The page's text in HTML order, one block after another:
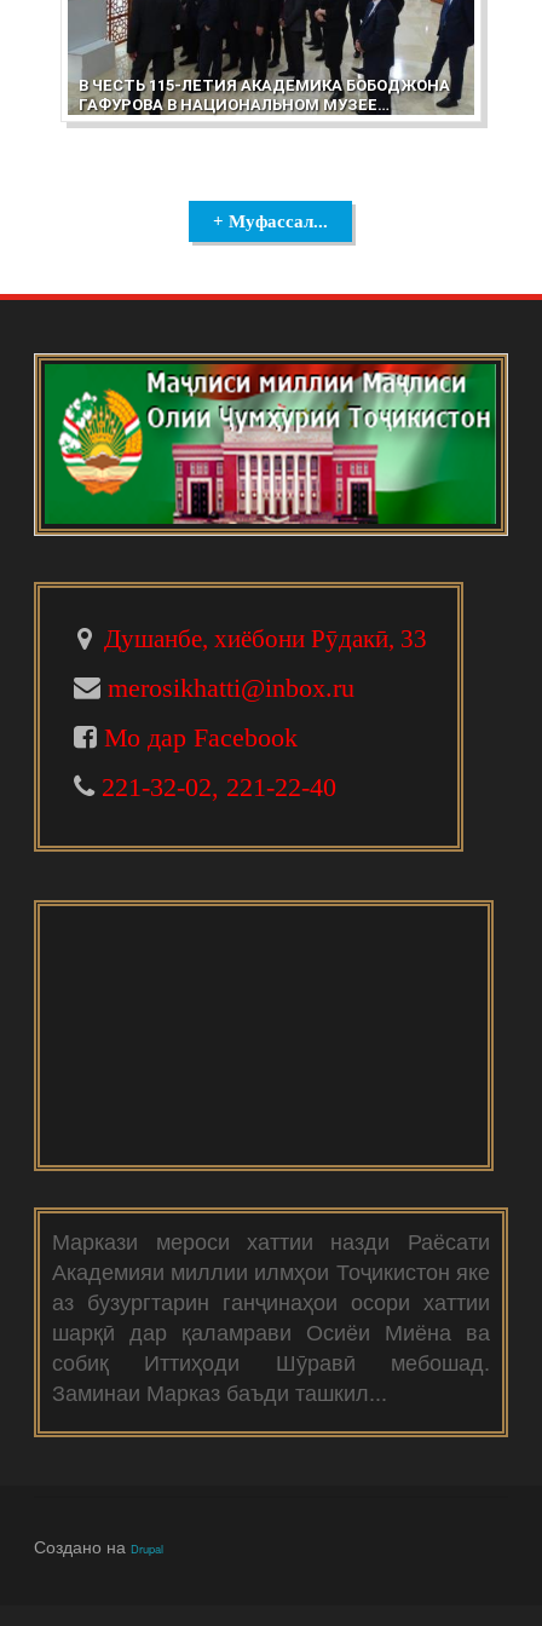
В ЧЕСТЬ 115-ЛЕТИЯ АКАДЕМИКА БОБОДЖОНА
ГАФУРОВА В НАЦИОНАЛЬНОМ МУЗЕЕ
ТАДЖИКИСТАНА ОТКРЫЛАСЬ ВЫСТАВКА
+ Муфассал...
Душанбе, хиёбони Рӯдакӣ, 33
merosikhatti@inbox.ru
Мо дар Facebook
221-32-02, 221-22-40
Маркази мероси хаттии назди Раёсати
Академияи миллии илмҳои Тоҷикистон яке
аз бузургтарин ганҷинаҳои осори хаттии
шарқӣ дар қаламрави Осиёи Миёна ва
собиқ Иттиҳоди Шӯравӣ мебошад.
Заминаи Марказ баъди ташкил...
Создано наDrupal